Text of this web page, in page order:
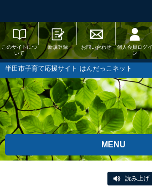
このサイトにつ
いて
新規登録 お問い合わせ
個人会員ログイ
ン
半田市子育て応援サイト はんだっこネット
MENU
読み上げ